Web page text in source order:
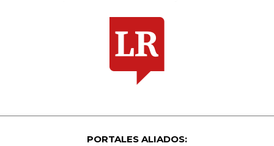
PORTALES ALIADOS: